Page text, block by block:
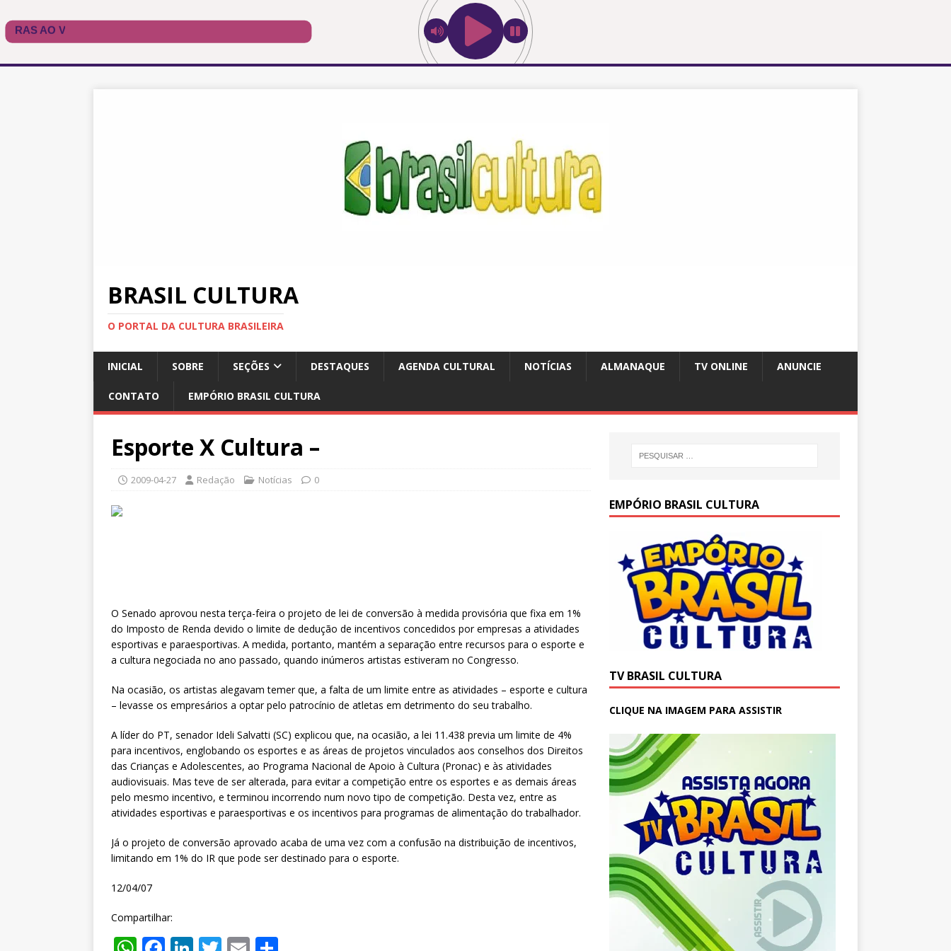
BRASIL CULTURA
O PORTAL DA CULTURA BRASILEIRA
INICIAL SOBRE SEÇÕES DESTAQUES AGENDA CULTURAL NOTÍCIAS ALMANAQUE TV ONLINE ANUNCIE
CONTATO EMPÓRIO BRASIL CULTURA
Esporte X Cultura –
2009-04-27 Redação Notícias 0
O Senado aprovou nesta terça-feira o projeto de lei de conversão à medida provisória que fixa em 1%
do Imposto de Renda devido o limite de dedução de incentivos concedidos por empresas a atividades
esportivas e paraesportivas. A medida, portanto, mantém a separação entre recursos para o esporte e
a cultura negociada no ano passado, quando inúmeros artistas estiveram no Congresso.
Na ocasião, os artistas alegavam temer que, a falta de um limite entre as atividades – esporte e cultura
– levasse os empresários a optar pelo patrocínio de atletas em detrimento do seu trabalho.
A líder do PT, senador Ideli Salvatti (SC) explicou que, na ocasião, a lei 11.438 previa um limite de 4%
para incentivos, englobando os esportes e as áreas de projetos vinculados aos conselhos dos Direitos
das Crianças e Adolescentes, ao Programa Nacional de Apoio à Cultura (Pronac) e às atividades
audiovisuais. Mas teve de ser alterada, para evitar a competição entre os esportes e as demais áreas
pelo mesmo incentivo, e terminou incorrendo num novo tipo de competição. Desta vez, entre as
atividades esportivas e paraesportivas e os incentivos para programas de alimentação do trabalhador.
Já o projeto de conversão aprovado acaba de uma vez com a confusão na distribuição de incentivos,
limitando em 1% do IR que pode ser destinado para o esporte.
12/04/07
Compartilhar:
EMPÓRIO BRASIL CULTURA
TV BRASIL CULTURA
CLIQUE NA IMAGEM PARA ASSISTIR